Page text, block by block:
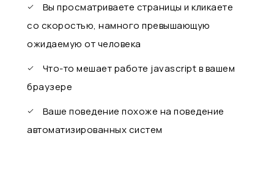
Вы просматриваете страницы и кликаете
со скоростью, намного превышающую
ожидаемую от человека
Что-то мешает работе javascript в вашем
браузере
Ваше поведение похоже на поведение
автоматизированных систем